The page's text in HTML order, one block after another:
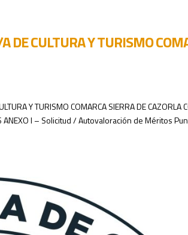
DE CULTURA Y TURISMO
Y TURISMO COMARCA SIERRA DE CAZORLA
ANEXO I – Solicitud / Autovaloración de Méritos